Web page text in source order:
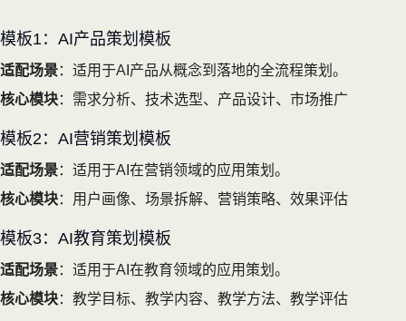
模板1：AI产品策划模板
适配场景：适用于AI产品从概念到落地的全流程策划。
核心模块：需求分析、技术选型、产品设计、市场推广
模板2：AI营销策划模板
适配场景：适用于AI在营销领域的应用策划。
核心模块：用户画像、场景拆解、营销策略、效果评估
模板3：AI教育策划模板
适配场景：适用于AI在教育领域的应用策划。
核心模块：教学目标、教学内容、教学方法、教学评估